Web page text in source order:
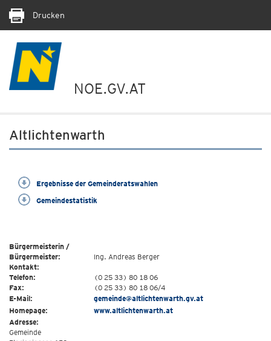
Drucken
NOE.GV.AT
Altlichtenwarth
Ergebnisse der Gemeinderatswahlen
Gemeindestatistik
Bürgermeisterin /
Bürgermeister:
Ing. Andreas Berger
Kontakt:
Telefon:
(0 25 33) 80 18 06
Fax:
(0 25 33) 80 18 06/4
E-Mail:
gemeinde@altlichtenwarth.gv.at
Homepage:
www.altlichtenwarth.at
Adresse:
Gemeinde